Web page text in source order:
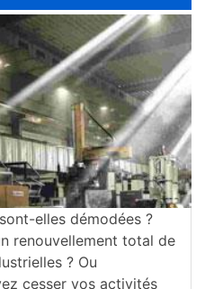
elles démodées ?
renouvellement total de
? Ou
cesser vos activités